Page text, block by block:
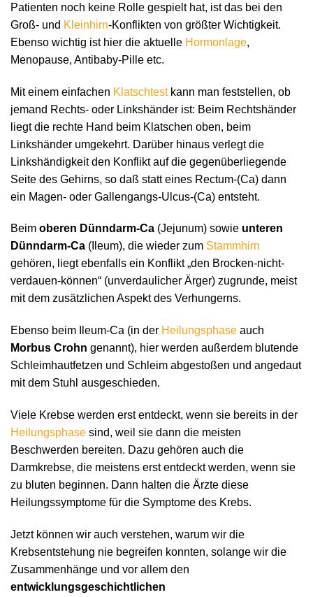
Patienten noch keine Rolle gespielt hat, ist das bei den
Groß- und Kleinhirn-Konflikten von größter Wichtigkeit.
Ebenso wichtig ist hier die aktuelle Hormonlage,
Menopause, Antibaby-Pille etc.
Mit einem einfachen Klatschtestkann man feststellen, ob
jemand Rechts- oder Linkshänder ist: Beim Rechtshänder
liegt die rechte Hand beim Klatschen oben, beim
Linkshänder umgekehrt. Darüber hinaus verlegt die
Linkshändigkeit den Konflikt auf die gegenüberliegende
Seite des Gehirns, so daß statt eines Rectum-(Ca) dann
ein Magen- oder Gallengangs-Ulcus-(Ca) entsteht.
Beim oberen Dünndarm-Ca (Jejunum) sowie unteren
Dünndarm-Ca (Ileum), die wieder zum Stammhirn
gehören, liegt ebenfalls ein Konflikt „den Brocken-nicht-
verdauen-können“ (unverdaulicher Ärger) zugrunde, meist
mit dem zusätzlichen Aspekt des Verhungerns.
Ebenso beim Ileum-Ca (in der Heilungsphase auch
Morbus Crohn genannt), hier werden außerdem blutende
Schleimhautfetzen und Schleim abgestoßen und angedaut
mit dem Stuhl ausgeschieden.
Viele Krebse werden erst entdeckt, wenn sie bereits in der
Heilungsphase sind, weil sie dann die meisten
Beschwerden bereiten. Dazu gehören auch die
Darmkrebse, die meistens erst entdeckt werden, wenn sie
zu bluten beginnen. Dann halten die Ärzte diese
Heilungssymptome für die Symptome des Krebs.
Jetzt können wir auch verstehen, warum wir die
Krebsentstehung nie begreifen konnten, solange wir die
Zusammenhänge und vor allem den
entwicklungsgeschichtlichen